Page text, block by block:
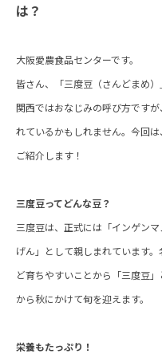
は？
大阪愛農食品センターです。
皆さん、「三度豆（さんどまめ）
関西ではおなじみの呼び方です
れているかもしれません。今回
ご紹介します！
三度豆ってどんな豆？
三度豆は、正式には「インゲン
げん」として親しまれています
ど育ちやすいことから「三度豆
から秋にかけて旬を迎えます。
栄養もたっぷり！